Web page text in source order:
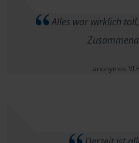
Alles war wirklich
anonymes